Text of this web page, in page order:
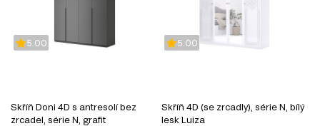
5.00
Skříň Doni 4D s antresolí bez
zrcadel, série N, grafit
5.00
Skříň 4D (se zrcadly), série N, bílý
lesk Luiza